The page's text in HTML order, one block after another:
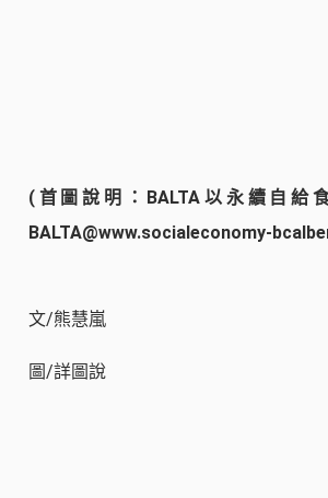
(首圖說明：BALTA以永續自給
BALTA@www.socialeconomy-
文/熊慧嵐
圖/詳圖說